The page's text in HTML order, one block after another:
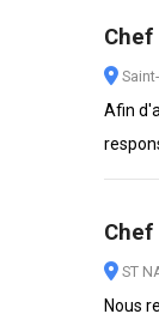
Chef
Afin
ST
Nous